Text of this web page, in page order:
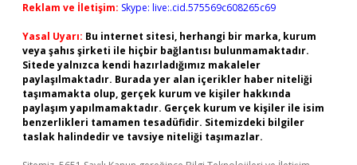
Reklam ve İletişim: Skype: live:.cid.575569c608265c69
Yasal Uyarı: Bu internet sitesi, herhangi bir marka, kurum
veya şahıs şirketi ile hiçbir bağlantısı bulunmamaktadır.
Sitede yalnızca kendi hazırladığımız makaleler
paylaşılmaktadır. Burada yer alan içerikler haber niteliği
taşımamakta olup, gerçek kurum ve kişiler hakkında
paylaşım yapılmamaktadır. Gerçek kurum ve kişiler ile isim
benzerlikleri tamamen tesadüfidir. Sitemizdeki bilgiler
taslak halindedir ve tavsiye niteliği taşımazlar.